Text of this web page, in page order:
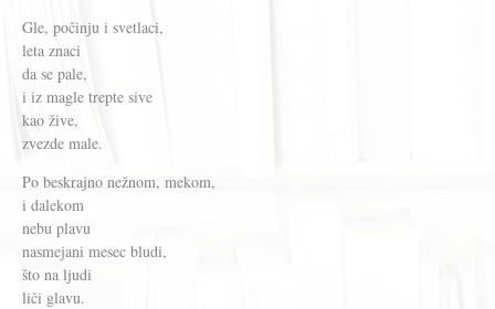
Gle, počinju i svetlaci,
leta znaci
da se pale,
i iz magle trepte sive
kao žive,
zvezde male.
Po beskrajno nežnom, mekom,
i dalekom
nebu plavu
nasmejani mesec bludi,
što na ljudi
liči glavu.